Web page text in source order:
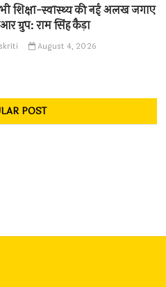
शिक्षा-स्वास्थ्य की नई अलख जगाए
ग्रुप: राम सिंह कैड़ा
August 4, 2026
POST